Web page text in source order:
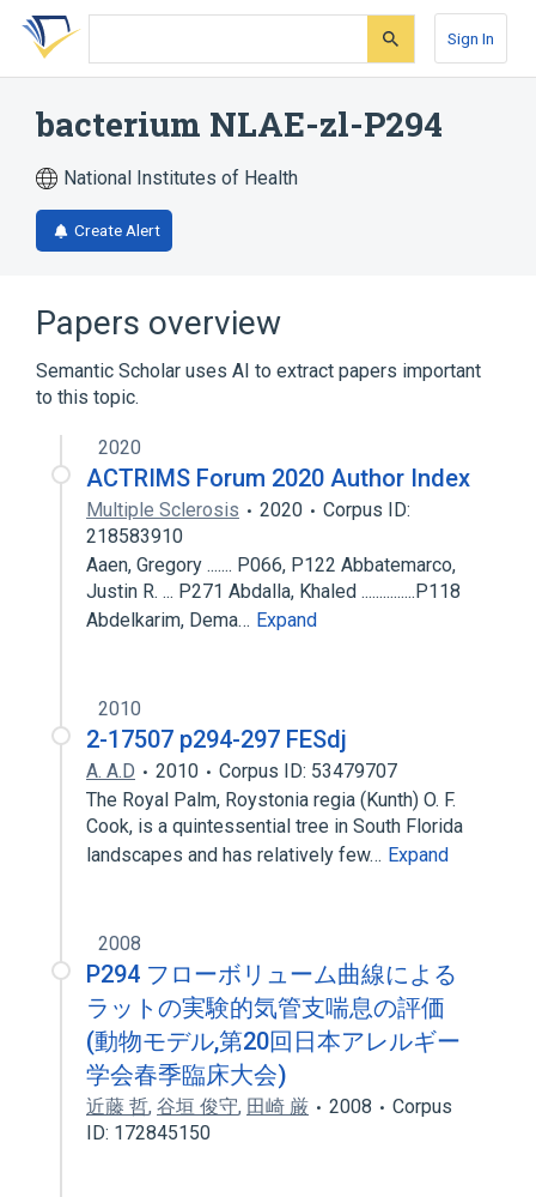
Skip
search
Skip
Skip
account
Sign In
bacterium NLAE-zl-P294
National Institutes of Health
Create Alert
Papers overview
Semantic Scholar uses AI to extract papers important
to this topic.
2020
ACTRIMS Forum 2020 Author Index
Multiple Sclerosis 2020
Corpus ID:
218583910
Aaen, Gregory ....... P066, P122 Abbatemarco,
Justin R. ... P271 Abdalla, Khaled ...............P118
Abdelkarim, Dema… Expand
2010
2-17507 p294-297 FESdj
A. A.D 2010
Corpus ID: 53479707
The Royal Palm, Roystonia regia (Kunth) O. F.
Cook, is a quintessential tree in South Florida
landscapes and has relatively few… Expand
2008
P294 フローボリューム曲線による
ラットの実験的気管支喘息の評価
(動物モデル,第20回日本アレルギー
学会春季臨床大会)
近藤 哲, 谷垣 俊守, 田崎 厳 2008
Corpus
ID: 172845150